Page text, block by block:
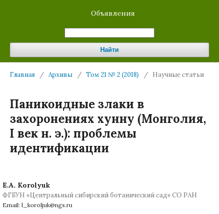
Объявления
Найти
Главная / Архивы / Том 21 № 2 (2018) / Научные статьи
Паникоидные злаки в
захоронениях хунну (Монголия,
I век н. э.): проблемы
идентификации
E.A. Korolyuk
ФГБУН «Центральный сибирский ботанический сад» СО РАН
Email: l_koroljuk@ngs.ru